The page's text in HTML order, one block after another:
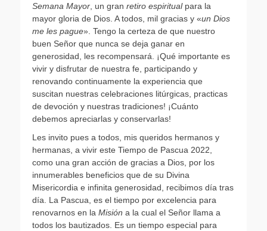
Semana Mayor , un gran retiro espiritualpara la
mayor gloria de Dios. A todos, mil gracias y «un Dios
me les pague». Tengo la certeza de que nuestro
buen Señor que nunca se deja ganar en
generosidad, les recompensará. ¡Qué importante es
vivir y disfrutar de nuestra fe, participando y
renovando continuamente la experiencia que
suscitan nuestras celebraciones litúrgicas, practicas
de devoción y nuestras tradiciones! ¡Cuánto
debemos apreciarlas y conservarlas!
Les invito pues a todos, mis queridos hermanos y
hermanas, a vivir este Tiempo de Pascua 2022,
como una gran acción de gracias a Dios, por los
innumerables beneficios que de su Divina
Misericordia e infinita generosidad, recibimos día tras
día. La Pascua, es el tiempo por excelencia para
renovarnos en la Misión a la cual el Señor llama a
todos los bautizados. Es un tiempo especial para